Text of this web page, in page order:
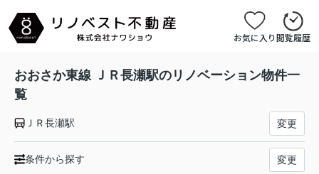
お気に入り閲覧履歴
おおさか東線 ＪＲ長瀬駅のリノベーション物件一
覧
ＪＲ長瀬駅 変更
条件から探す 変更